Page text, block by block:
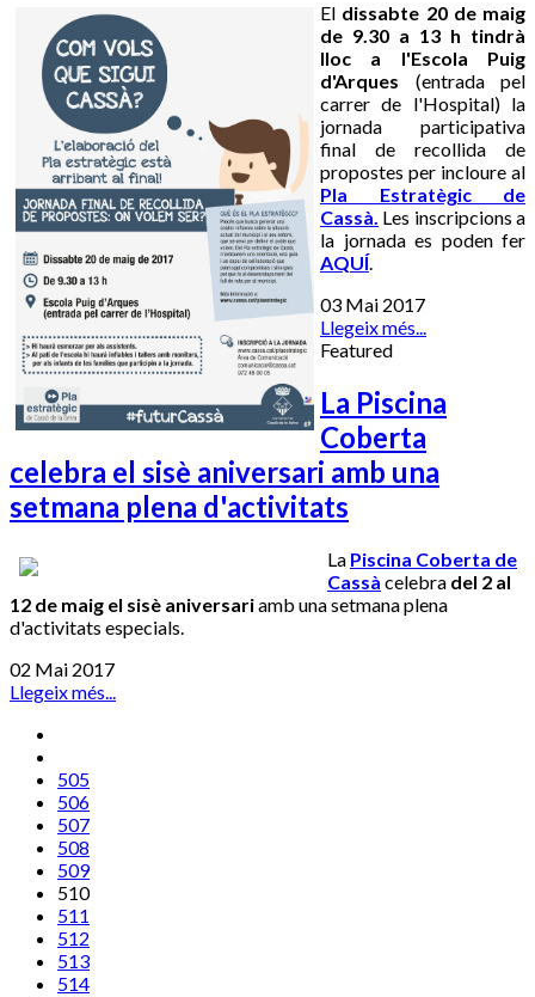
El dissabte 20 de maig
de 9.30 a 13 h tindrà
lloc a l'Escola Puig
d'Arques (entrada pel
carrer de l'Hospital) la
jornada participativa
final de recollida de
propostes per incloure al
Pla Estratègic de
Cassà. Les inscripcions a
la jornada es poden fer
AQUÍ.
03 Mai 2017
Llegeix més...
Featured
La Piscina
Coberta
celebra el sisè aniversari amb una
setmana plena d'activitats
La Piscina Coberta de
Cassà celebra del 2 al
12 de maig el sisè aniversariamb una setmana plena
d'activitats especials.
02 Mai 2017
Llegeix més...
505
506
507
508
509
510
511
512
513
514